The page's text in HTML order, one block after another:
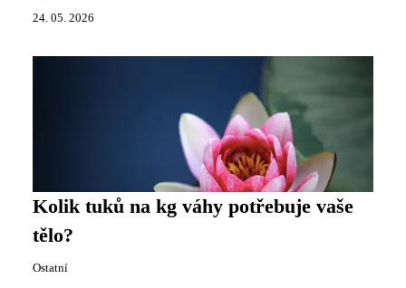
24. 05. 2026
Kolik tuků na kg váhy potřebuje vaše
tělo?
Ostatní